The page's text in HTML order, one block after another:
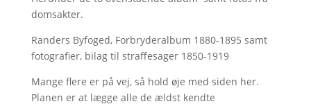
domsakter.
Randers Byfoged, Forbryderalbum 1880-1895 samt
fotografier, bilag til straffesager 1850-1919
Mange flere er på vej, så hold øje med siden her.
Planen er at lægge alle de ældst kendte